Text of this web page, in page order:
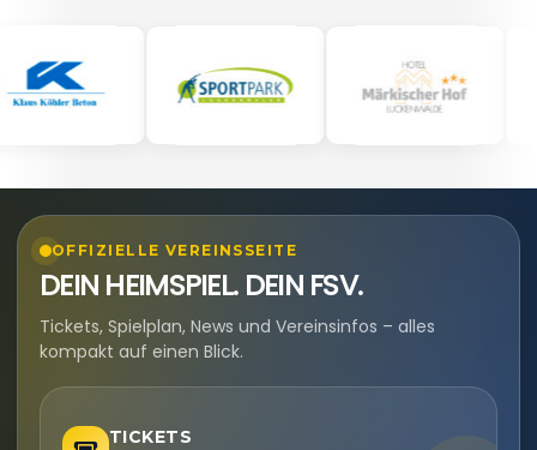
OFFIZIELLE VEREINSSEITE
DEIN HEIMSPIEL. DEIN FSV.
Tickets, Spielplan, News und Vereinsinfos – alles
kompakt auf einen Blick.
TICKETS